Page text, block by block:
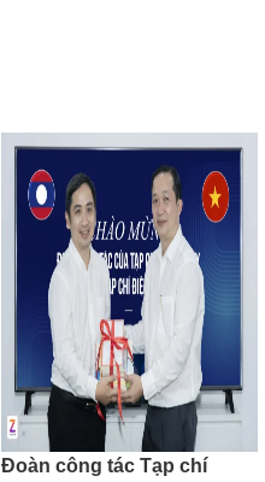
Đoàn công tác Tạp chí